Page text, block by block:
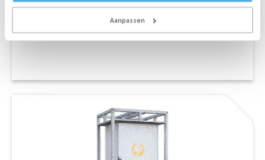
Aanpassen
Verdeelkast